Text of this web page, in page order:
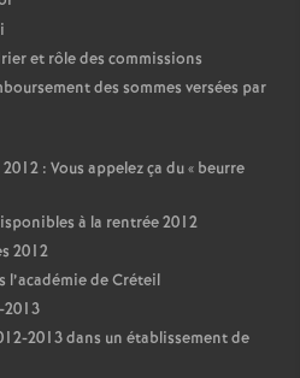
et rôle des commissions
des sommes versées par
: Vous appelez ça du « beurre
à la rentrée 2012
2012
de Créteil
2013
2013 dans un établissement de